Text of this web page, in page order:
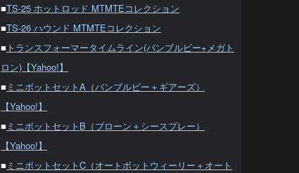
■TS-25 ホットロッド MTMTEコレクション
■TS-26 ハウンド MTMTEコレクション
■ トランスフォーマータイムライン(バンブルビー+メガト
ロン)【Yahoo!】
■ ミニボットセットA（バンブルビー＋ギアーズ）
【Yahoo!】
■ ミニボットセットB（ブローン＋シースプレー）
【Yahoo!】
■ ミニボットセットC（オートボットウィーリー＋オート